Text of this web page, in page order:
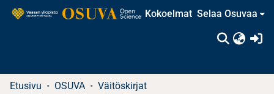
Kokoelmat Selaa Osuvaa
Etusivu OSUVA
Väitöskirjat